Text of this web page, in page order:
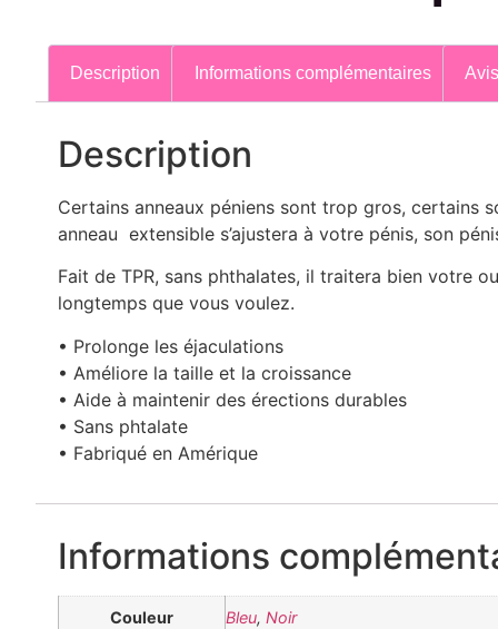
Description Informations complémentaires
Description
Certains anneaux péniens sont trop gros, certains
anneau extensible s’ajustera à votre pénis, son
Fait de TPR, sans phthalates, il traitera bien votre
longtemps que vous voulez.
• Prolonge les éjaculations
• Améliore la taille et la croissance
• Aide à maintenir des érections durables
• Sans phtalate
• Fabriqué en Amérique
Informations
Couleur Bleu, Noir